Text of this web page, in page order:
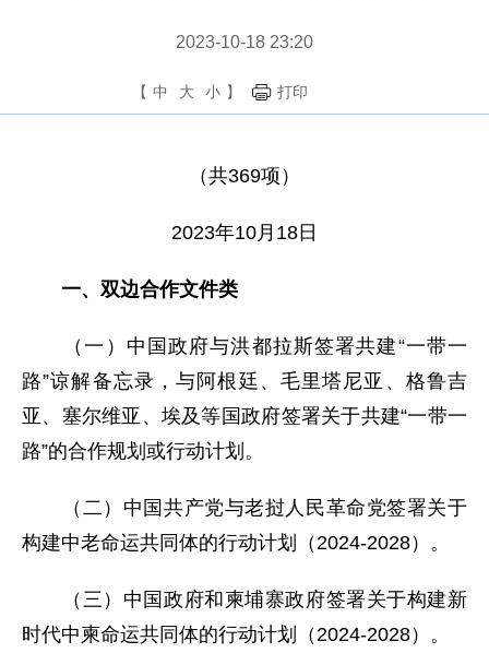
2023-10-18 23:20
【 中 大 小 】 打印
（共369项）
2023年10月18日
一、双边合作文件类
（一）中国政府与洪都拉斯签署共建“一带一
路”谅解备忘录，与阿根廷、毛里塔尼亚、格鲁吉
亚、塞尔维亚、埃及等国政府签署关于共建“一带一
路”的合作规划或行动计划。
（二）中国共产党与老挝人民革命党签署关于
构建中老命运共同体的行动计划（2024-2028）。
（三）中国政府和柬埔寨政府签署关于构建新
时代中柬命运共同体的行动计划（2024-2028）。